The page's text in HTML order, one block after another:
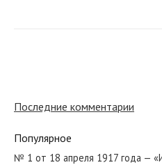
№ 214 от сентября 1975 года
Последние комментарии
Популярное
№ 1 от 18 апреля 1917 года —